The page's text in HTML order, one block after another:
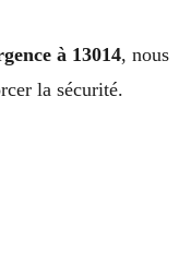
à 13014, nous
la sécurité.